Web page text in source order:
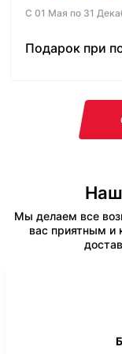
С 01 Мая по 31
Подарок при
Мы делаем все
вас приятным и